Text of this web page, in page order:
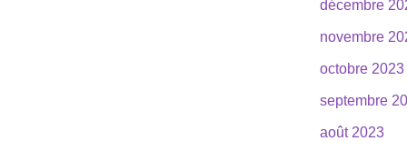
décembre
novembre
octobre 2023
septembre
août 2023